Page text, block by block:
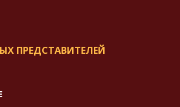
ПРЕДСТАВИТЕЛЕЙ